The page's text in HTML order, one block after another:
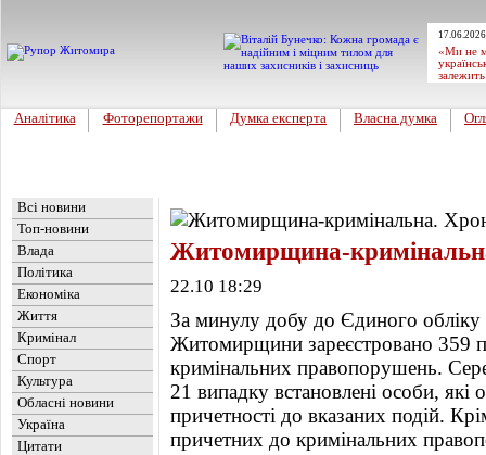
«Ми не
Аналітика Фоторепортажи Думка експерта Власна думка
Всі новини
Топ-новини
Влада
Політика
Економіка
Життя
Кримінал
Спорт
Культура
Обласні новини
Україна
Цитати
Житомирщина-
22.10 18:29
За минулу добу до Єдиного обліку
Житомирщини зареєстровано 359
кримінальних правопорушень.
21 випадку встановлені особи,
причетності до вказаних подій.
причетних до кримінальних